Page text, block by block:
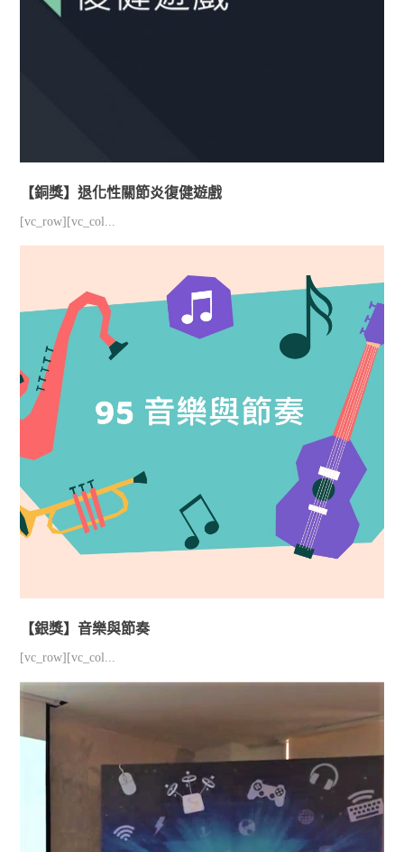
【銅獎】退化性關節炎復健遊戲
[vc_row][vc_col...
【銀獎】音樂與節奏
[vc_row][vc_col...